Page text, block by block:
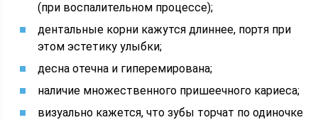
(при воспалительном процессе);
дентальные корни кажутся длиннее, портя при
этом эстетику улыбки;
десна отечна и гиперемирована;
наличие множественного пришеечного кариеса;
визуально кажется, что зубы торчат по одиночке